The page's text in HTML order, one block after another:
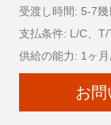
受渡し時間: 5-7幾
支払条件: L/C、
供給の能力: 1ヶ
お